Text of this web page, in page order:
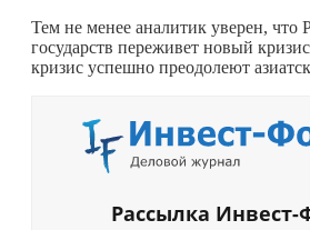
Тем не менее аналитик уверен, что
государств переживет новый
кризис успешно преодолеют
Рассылка Инвест-